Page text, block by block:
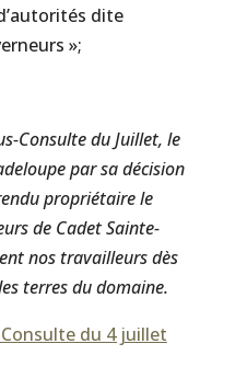
dite
»;
Consulte du Juillet, le
par sa décision
propriétaire le
de Cadet Sainte-
nos travailleurs dès
terres du domaine.
du 4 juillet